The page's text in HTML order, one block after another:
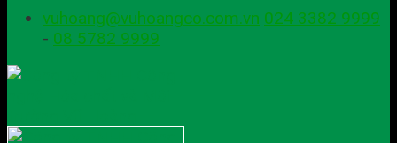
vuhoang@vuhoangco.com.vn 024 3382 9999
- 08 5782 9999